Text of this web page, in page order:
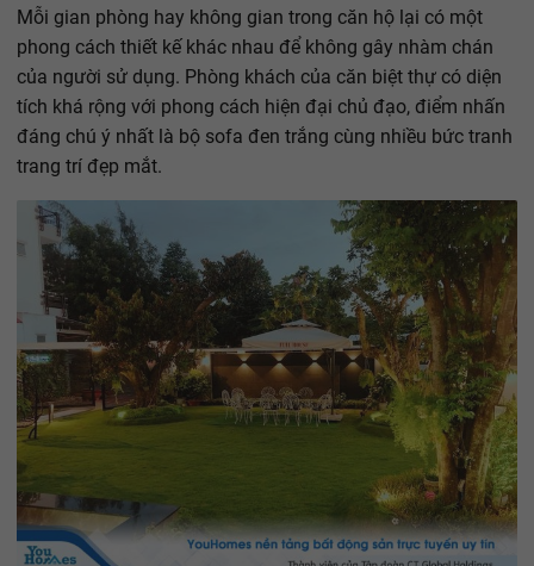
Mỗi gian phòng hay không gian trong căn hộ lại có một
phong cách thiết kế khác nhau để không gây nhàm chán
của người sử dụng. Phòng khách của căn biệt thự có diện
tích khá rộng với phong cách hiện đại chủ đạo, điểm nhấn
đáng chú ý nhất là bộ sofa đen trắng cùng nhiều bức tranh
trang trí đẹp mắt.